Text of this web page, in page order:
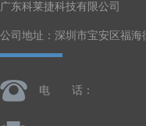
广东科莱捷科技有限公司
公司地址：深圳市宝安区福
电 话：